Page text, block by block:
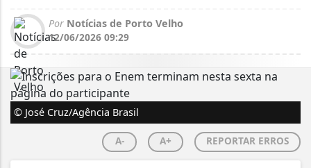
Por Notícias de Porto Velho
12/06/2026 09:29
© José Cruz/Agência Brasil
A- A+ REPORTAR ERROS